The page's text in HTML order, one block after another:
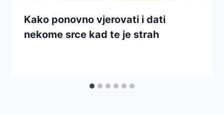
Kako ponovno vjerovati i dati
nekome srce kad te je strah